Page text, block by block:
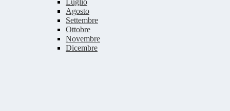
Luglio
Agosto
Settembre
Ottobre
Novembre
Dicembre